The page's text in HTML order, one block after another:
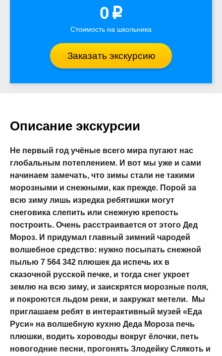
0 p
Стоимость на школьника
Заказать экскурсию
Описание экскурсии
Не первый год учёные всего мира пугают нас
глобальным потеплением. И вот мы уже и сами
начинаем замечать, что зимы стали не такими
морозными и снежными, как прежде. Порой за
всю зиму лишь изредка ребятишки могут
снеговика слепить или снежную крепость
построить. Очень расстраивается от этого Дед
Мороз. И придумал главный зимний чародей
волшебное средство: нужно посыпать снежной
пылью 7 564 342 плюшек да испечь их в
сказочной русской печке, и тогда снег укроет
землю на всю зиму, и заискрятся морозные поля,
и покроются льдом реки, и закружат метели. Мы
приглашаем ребят в интерактивный музей «Еда
Руси» на волшебную кухню Деда Мороза печь
плюшки, водить хороводы вокруг ёлочки, петь
новогодние песни, прогонять Злодейку Слякоть и